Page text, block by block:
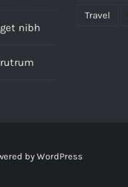
nibh
Travel
by WordPress